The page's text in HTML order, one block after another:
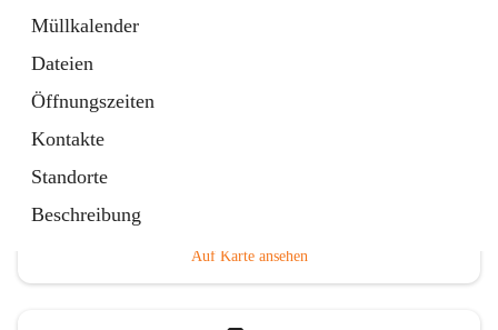
Müllkalender
Dateien
Öffnungszeiten
Kontakte
Standorte
Beschreibung
Auf Karte ansehen